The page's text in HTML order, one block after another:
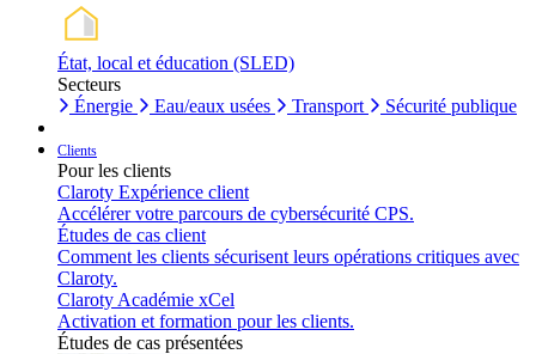
État, local et éducation (SLED)
Secteurs
Énergie
Eau/eaux usées Transport Sécurité publique
Clients
Pour les clients
Claroty Expérience client
Accélérer votre parcours de cybersécurité CPS.
Études de cas client
Comment les clients sécurisent leurs opérations critiques avec
Claroty.
Claroty Académie xCel
Activation et formation pour les clients.
Études de cas présentées